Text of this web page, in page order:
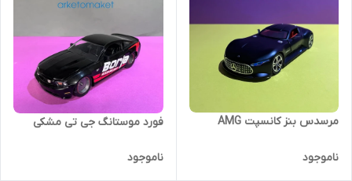
مرسدس بنز کانسپت AMG
ناموجود
فورد موستانگ جی تی مشکی
ناموجود